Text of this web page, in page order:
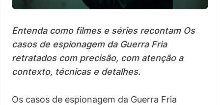
Entenda como filmes e séries recontam Os
casos de espionagem da Guerra Fria
retratados com precisão, com atenção a
contexto, técnicas e detalhes.
Os casos de espionagem da Guerra Fria